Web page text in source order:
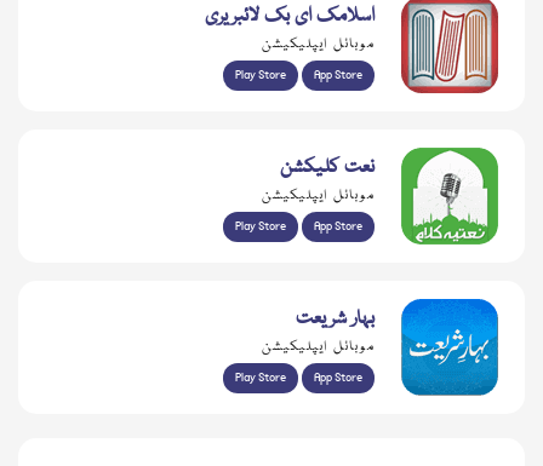
اسلامک ای بک لائبریری
موبائل ایپلیکیشن
Play Store App Store
نعت کلیکشن
موبائل ایپلیکیشن
Play Store App Store
بہار شریعت
موبائل ایپلیکیشن
Play Store App Store